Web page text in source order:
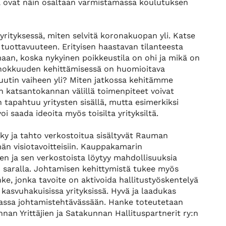
näin osaltaan varmistamassa koulutuksen
miten selvitä koronakuopan yli. Katse
Erityisen haastavan tilanteesta
koska nykyinen poikkeustila on ohi ja mikä on
kehittämisessä on huomioitava
vaiheen yli? Miten jatkossa kehitämme
katsantokannan välillä toimenpiteet voivat
tapahtuu yritysten sisällä, mutta esimerkiksi
saada ideoita myös toisilta yrityksiltä.
ja tahto verkostoitua sisältyvät Rauman
visiotavoitteisiin. Kauppakamarin
ja sen verkostoista löytyy mahdollisuuksia
Johtamisen kehittymistä tukee myös
jonka tavoite on aktivoida hallitustyöskentelyä
yrityksissä. Hyvä ja laadukas
johtamistehtävässään. Hanke toteutetaan
Yrittäjien ja Satakunnan Hallituspartnerit ry:n